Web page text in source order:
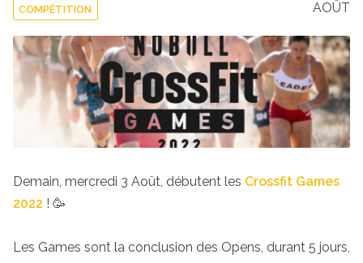
AOÛT
COMPÉTITION
Demain, mercredi 3 Août, débutent les Crossfit Games
2022 ! 🥳
Les Games sont la conclusion des Opens, durant 5 jours,